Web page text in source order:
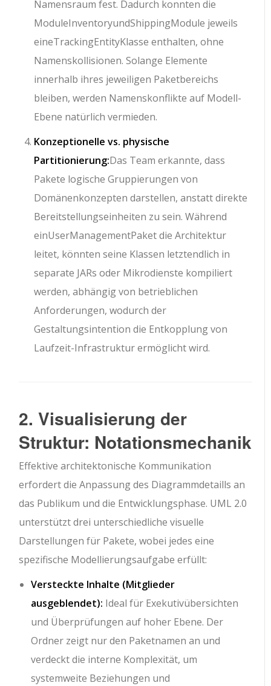
Namensraum fest. Dadurch konnten die
ModuleInventoryundShippingModule jeweils
eineTrackingEntityKlasse enthalten, ohne
Namenskollisionen. Solange Elemente
innerhalb ihres jeweiligen Paketbereichs
bleiben, werden Namenskonflikte auf Modell-
Ebene natürlich vermieden.
Konzeptionelle vs. physische
Partitionierung:Das Team erkannte, dass
Pakete logische Gruppierungen von
Domänenkonzepten darstellen, anstatt direkte
Bereitstellungseinheiten zu sein. Während
einUserManagementPaket die Architektur
leitet, könnten seine Klassen letztendlich in
separate JARs oder Mikrodienste kompiliert
werden, abhängig von betrieblichen
Anforderungen, wodurch der
Gestaltungsintention die Entkopplung von
Laufzeit-Infrastruktur ermöglicht wird.
2. Visualisierung der
Struktur: Notationsmechanik
Effektive architektonische Kommunikation
erfordert die Anpassung des Diagrammdetaills an
das Publikum und die Entwicklungsphase. UML 2.0
unterstützt drei unterschiedliche visuelle
Darstellungen für Pakete, wobei jedes eine
spezifische Modellierungsaufgabe erfüllt:
Versteckte Inhalte (Mitglieder
ausgeblendet): Ideal für Exekutivübersichten
und Überprüfungen auf hoher Ebene. Der
Ordner zeigt nur den Paketnamen an und
verdeckt die interne Komplexität, um
systemweite Beziehungen und